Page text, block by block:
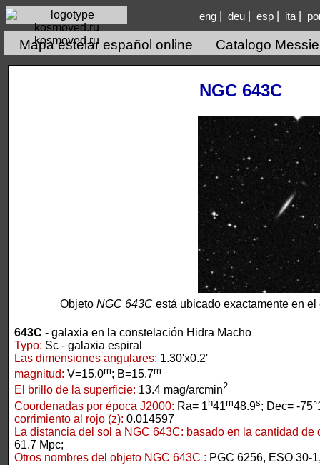
kosmoved.ru
eng| deu| esp| ita|
Mapa estelar español online Catalogo
NGC 643C
Objeto NGC 643Cestá ubicado exactamente en el
643C - galaxia en la constelación Hidra Macho
Typo: Sc - galaxia espiral
Las dimensiones angulares: 1.30'x0.2'
magnitud: V=15.0m; B=15.7m
El brillo de la superficie: 13.4 mag/arcmin2
Coordenadas por época J2000: Ra= 1 h41m48.9s; Dec= -
corrimiento al rojo (z): 0.014597
La distancia del sol a NGC 643C: basado en la cantidad de
61.7 Mpc;
Otros nombres del objeto NGC 643C : PGC 6256, ESO 30-